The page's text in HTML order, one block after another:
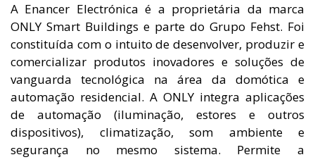
A Enancer Electrónica é a proprietária da marca
ONLY Smart Buildings e parte do Grupo Fehst. Foi
constituída com o intuito de desenvolver, produzir e
comercializar produtos inovadores e soluções de
vanguarda tecnológica na área da domótica e
automação residencial. A ONLY integra aplicações
de automação (iluminação, estores e outros
dispositivos), climatização, som ambiente e
segurança no mesmo sistema. Permite a